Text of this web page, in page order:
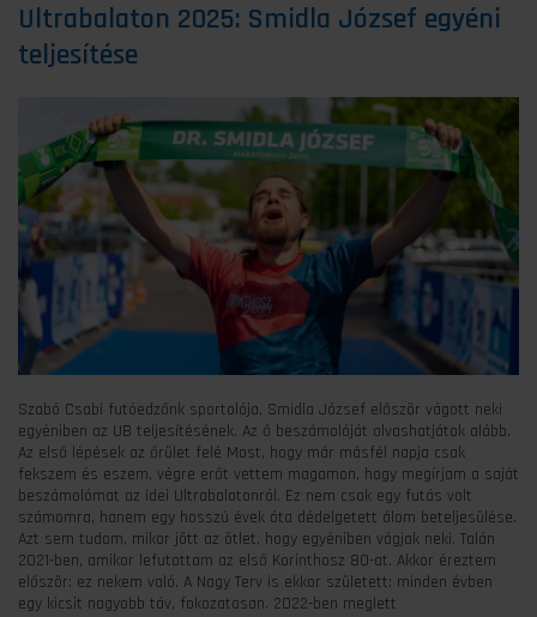
Ultrabalaton 2025: Smidla József egyéni
teljesítése
Szabó Csabi futóedzőnk sportolója, Smidla József először vágott neki
egyéniben az UB teljesítésének. Az ő beszámolóját olvashatjátok alább.
Az első lépések az őrület felé Most, hogy már másfél napja csak
fekszem és eszem, végre erőt vettem magamon, hogy megírjam a saját
beszámolómat az idei Ultrabalatonról. Ez nem csak egy futás volt
számomra, hanem egy hosszú évek óta dédelgetett álom beteljesülése.
Azt sem tudom, mikor jött az ötlet, hogy egyéniben vágjak neki. Talán
2021-ben, amikor lefutottam az első Korinthosz 80-at. Akkor éreztem
először: ez nekem való. A Nagy Terv is ekkor született: minden évben
egy kicsit nagyobb táv, fokozatosan. 2022-ben meglett